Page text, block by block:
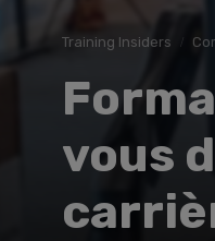
Training Insiders
vous